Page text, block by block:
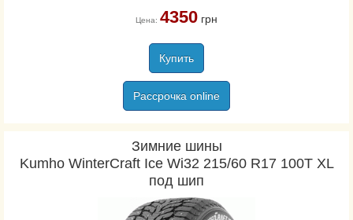
Цена: 4350грн
Купить
Рассрочка online
Зимние шины
Kumho WinterCraft Ice Wi32 215/60 R17 100T XL
под шип